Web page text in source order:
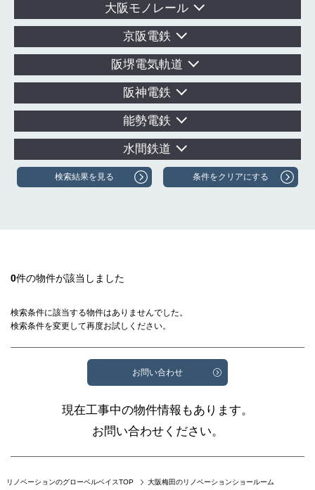
大阪モノレール
京阪電鉄
阪堺電気軌道
阪神電鉄
能勢電鉄
水間鉄道
0件の物件が該当しました
検索条件に該当する物件はありませんでした。
検索条件を変更して再度お試しください。
お問い合わせ
現在工事中の物件情報もあります。
お問い合わせください。
リノベーションのグローベルベイスTOP
大阪梅田のリノベーションショールーム